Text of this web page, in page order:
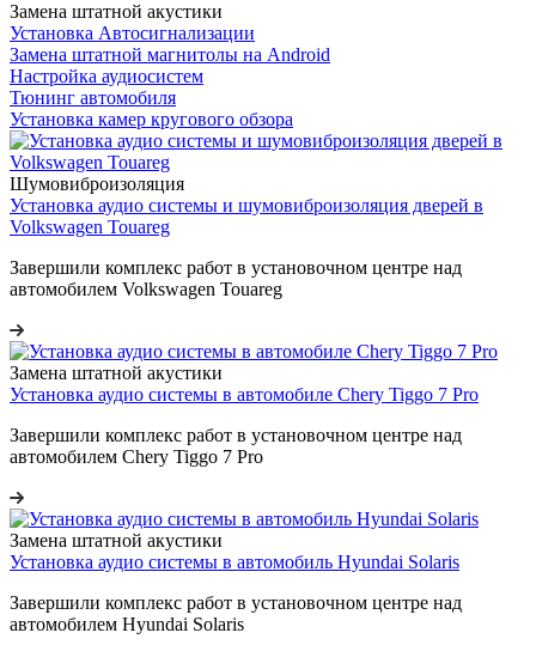
Замена штатной акустики
Установка Автосигнализации
Замена штатной магнитолы на Android
Настройка аудиосистем
Тюнинг автомобиля
Установка камер кругового обзора
Шумовиброизоляция
Установка аудио системы и шумовиброизоляция дверей в
Volkswagen Touareg
Завершили комплекс работ в установочном центре над
автомобилем Volkswagen Touareg
Замена штатной акустики
Установка аудио системы в автомобиле Chery Tiggo 7 Pro
Завершили комплекс работ в установочном центре над
автомобилем Chery Tiggo 7 Pro
Замена штатной акустики
Установка аудио системы в автомобиль Hyundai Solaris
Завершили комплекс работ в установочном центре над
автомобилем Hyundai Solaris